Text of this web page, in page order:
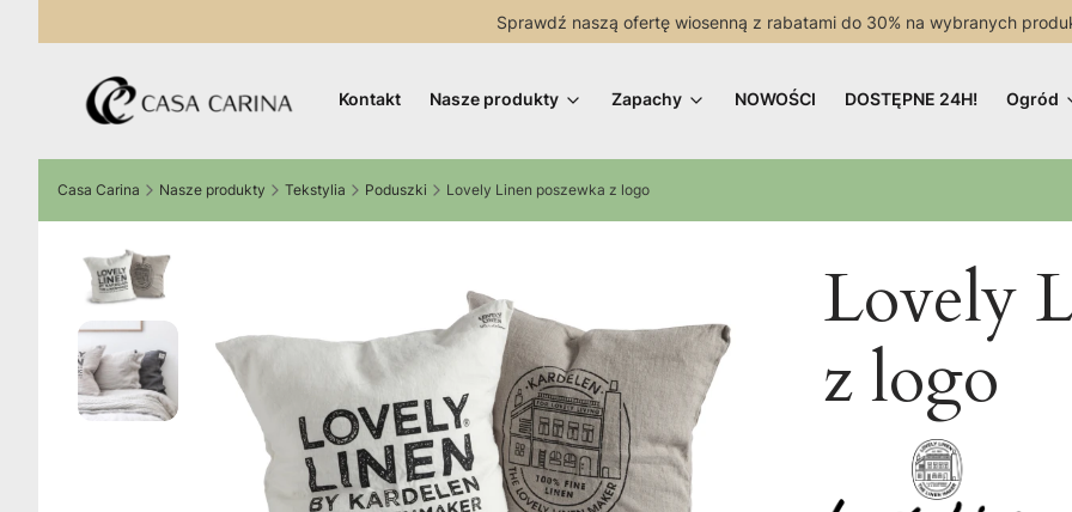
Sprawdź naszą ofertę wiosenną z rabatami do 30% na wybranych
Kontakt Nasze produkty Zapachy NOWOŚCI DOSTĘPNE 24H! Ogród
Casa Carina Nasze produkty Tekstylia Poduszki Lovely Linen poszewka z logo
Lovely
z logo